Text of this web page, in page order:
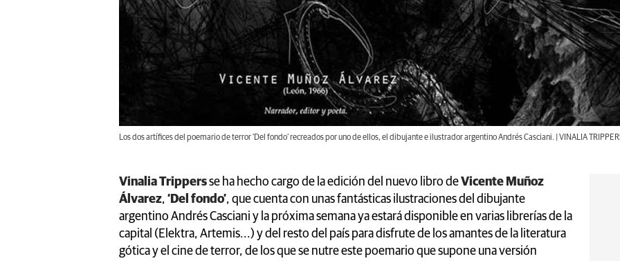
Los dos artífices del poemario de terror ‘Del fondo’ recreados por uno de ellos, el dibujante e ilustrador argentino Andrés Casciani. | VINALIA
Vinalia Trippersse ha hecho cargo de la edición del nuevo libro deVicente Muñoz
Álvarez, ‘Del fondo’, que cuenta con unas fantásticas ilustraciones del dibujante
argentino Andrés Casciani y la próxima semana ya estará disponible en varias librerías de la
capital (Elektra, Artemis...) y del resto del país para disfrute de los amantes de la literatura
gótica y el cine de terror, de los que se nutre este poemario que supone una versión